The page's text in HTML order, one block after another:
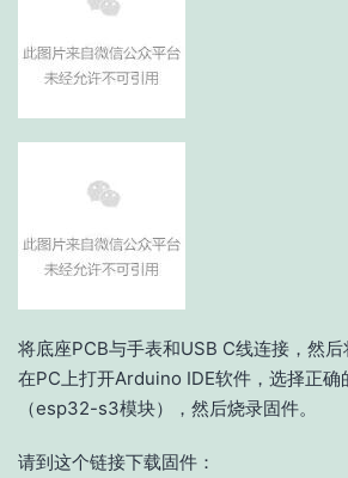
将底座PCB与手表和USB C线连接，然后
在PC上打开Arduino IDE软件，选择正确
（esp32-s3模块），然后烧录固件。
请到这个链接下载固件：